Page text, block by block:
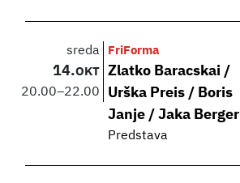
sreda
14.OKT
20.00–22.00
FriForma
Zlatko Baracskai /
Urška Preis / Boris
Janje / Jaka Berger
Predstava